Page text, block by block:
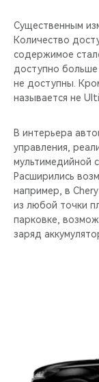
Существенным
Количество
содержимое
доступно
не доступны.
называется не
В интерьера
управления,
мультимедийной
Расширились
например, в
из любой точки
парковке,
заряд